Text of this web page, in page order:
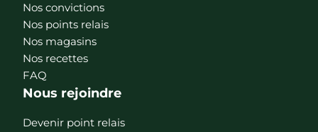
Nos convictions
Nos points relais
Nos magasins
Nos recettes
FAQ
Nous rejoindre
Devenir point relais